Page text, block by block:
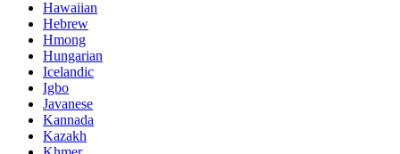
Hawaiian
Hebrew
Hmong
Hungarian
Icelandic
Igbo
Javanese
Kannada
Kazakh